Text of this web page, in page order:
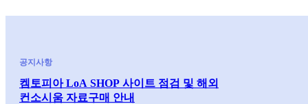
공지사항
켐토피아 LoA SHOP 사이트 점검 및 해외
컨소시움 자료구매 안내